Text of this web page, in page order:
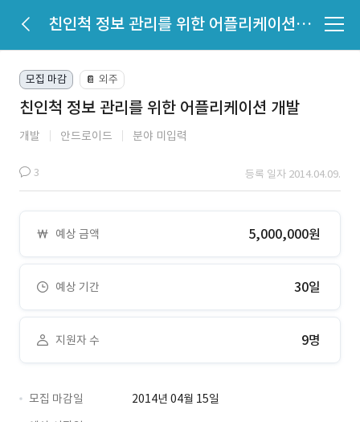
친인척 정보 관리를 위한 어플리케이션 개발
모집 마감 📔 외주
친인척 정보 관리를 위한 어플리케이션 개발
개발 안드로이드 분야 미입력
3 등록 일자 2014.04.09.
예상 금액 5,000,000원
예상 기간 30일
지원자 수 9명
모집 마감일
2014년 04월 15일